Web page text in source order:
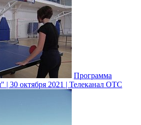
Программа
| 30 октября 2021 | Телеканал ОТС